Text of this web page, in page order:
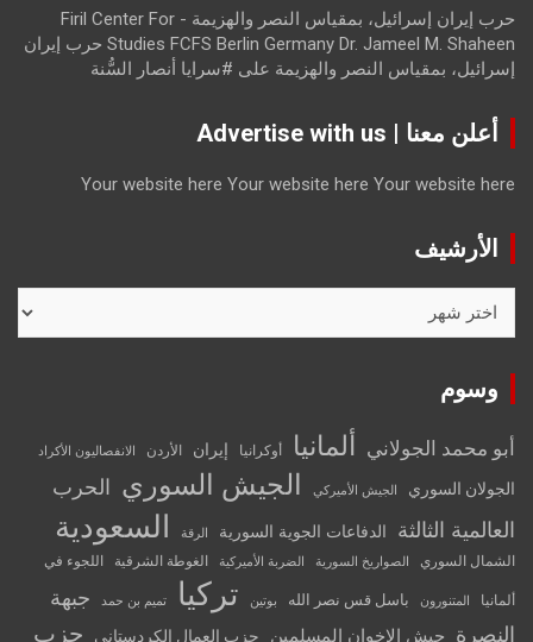
حرب إيران إسرائيل، بمقياس النصر والهزيمة - Firil Center For
Studies FCFS Berlin Germany Dr. Jameel M. Shaheen حرب إيران
إسرائيل، بمقياس النصر والهزيمة على #سرايا أنصار السُّنة
أعلن معنا | Advertise with us
Your website here Your website here Your website here
الأرشيف
وسوم
أبو محمد الجولاني ألمانيا أوكرانيا إيران الأردن الانفصاليون الأكراد
الجولان السوري الجيش الأميركي الجيش السوري الحرب
العالمية الثالثة
الدفاعات الجوية السورية الرقة السعودية
الشمال السوري الصواريخ السورية الضربة الأميركية الغوطة الشرقية اللجوء في
ألمانيا المتنورون باسل قس نصر الله بوتين تركيا تميم بن حمد
جبهة
النصرة
جيش الإخوان المسلمين حزب العمال الكردستاني حزب